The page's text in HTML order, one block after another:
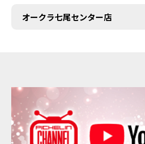
オークラ七尾センター店